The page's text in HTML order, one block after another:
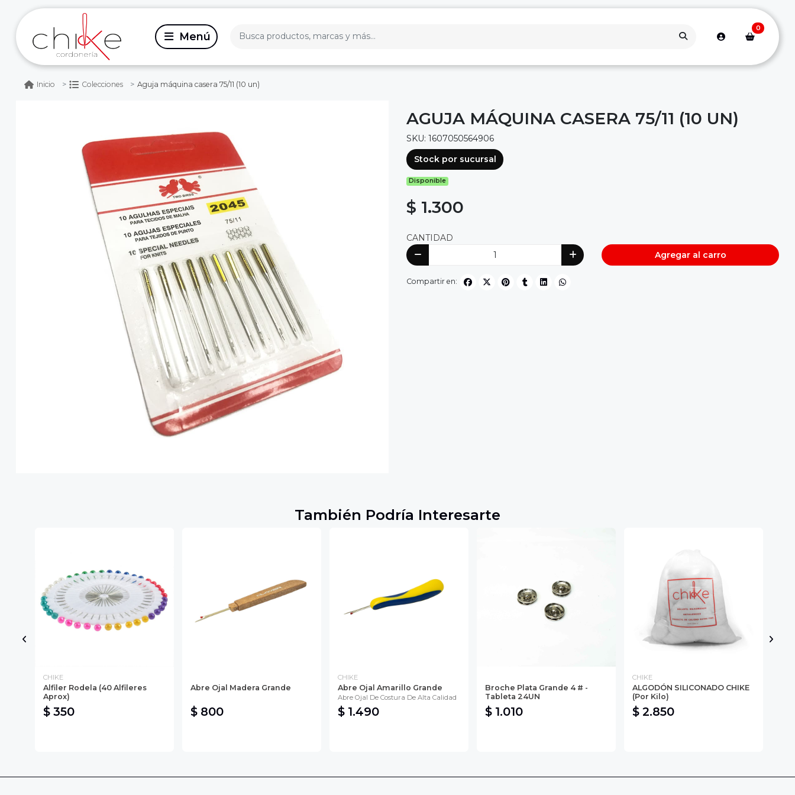
0
Inicio Colecciones Aguja máquina casera 75/11 (10 un)
AGUJA MÁQUINA CASERA 75/11 (10 UN)
SKU: 1607050564906
Stock por sucursal
Disponible
$ 1.300
CANTIDAD
Agregar al carro
Compartir en:
También Podría Interesarte
CHIKE
Alfiler Rodela (40 Alfileres
Aprox)
$ 350
Abre Ojal Madera Grande
$ 800
CHIKE
Abre Ojal Amarillo Grande
Abre Ojal De Costura De Alta Calidad
$ 1.490
Broche Plata Grande 4 # -
Tableta 24UN
$ 1.010
CHIKE
ALGODÓN SILICONADO CHIKE
(Por Kilo)
$ 2.850